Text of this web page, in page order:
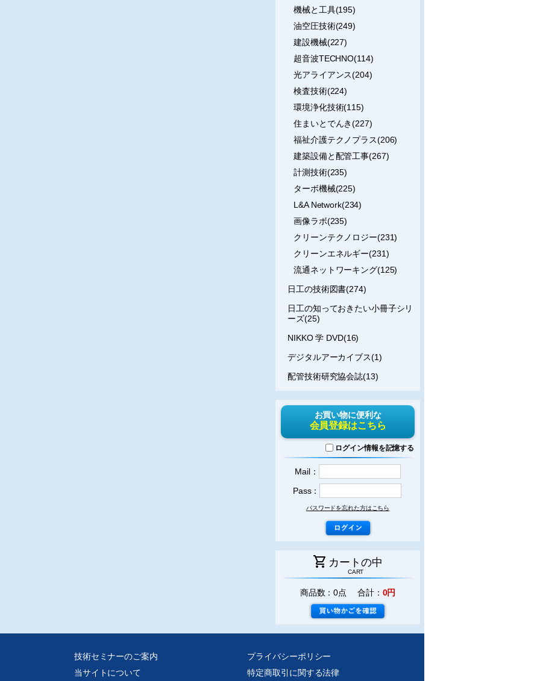
機械と工具(195)
油空圧技術(249)
建設機械(227)
超音波TECHNO(114)
光アライアンス(204)
検査技術(224)
環境浄化技術(115)
住まいとでんき(227)
福祉介護テクノプラス(206)
建築設備と配管工事(267)
計測技術(235)
ターボ機械(225)
L&A Network(234)
画像ラボ(235)
クリーンテクノロジー(231)
クリーンエネルギー(231)
流通ネットワーキング(125)
日工の技術図書(274)
日工の知っておきたい小冊子シリ
ーズ(25)
NIKKO 学 DVD(16)
デジタルアーカイブス(1)
配管技術研究協会誌(13)
お買い物に便利な
会員登録はこちら
ログイン情報を記憶する
Mail：
Pass：
パスワードを忘れた方はこちら
shopping_cart カートの中
CART
商品数：0点 合計： 0円
技術セミナーのご案内
当サイトについて
プライバシーポリシー
特定商取引に関する法律